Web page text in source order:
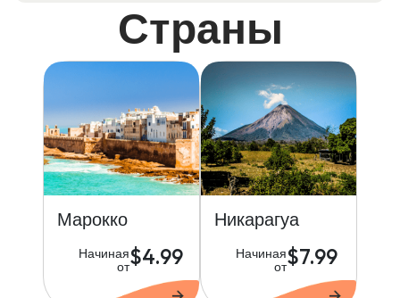
Страны
Марокко
Начиная
от$4.99
Никарагуа
Начиная
от$7.99